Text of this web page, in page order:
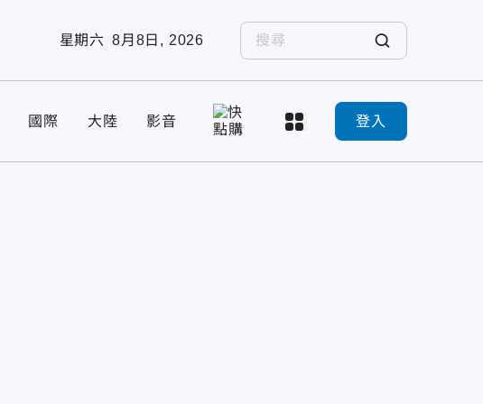
星期六 8月8日, 2026
國際 大陸 影音 登入